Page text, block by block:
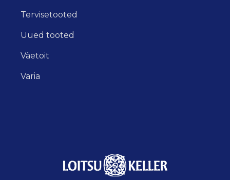
Tervisetooted
Uued tooted
Väetoit
Varia